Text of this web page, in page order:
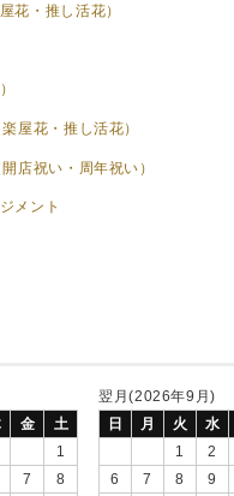
花・推し活花）
屋花・推し活花）
店祝い・周年祝い）
メント
金
土
1
7
8
翌月(2026年9月)
日
月 火 水
1
2
6
7 8 9